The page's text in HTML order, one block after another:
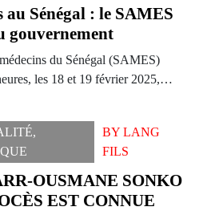
au Sénégal : le SAMES
gouvernement
du Sénégal (SAMES)
les 18 et 19 février 2025,…
,
BYLANG
FILS
OUSMANE SONKO
EST CONNUE